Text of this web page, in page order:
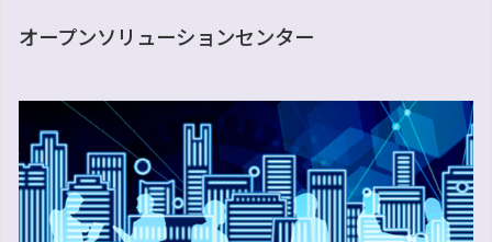
オープンソリューションセンター